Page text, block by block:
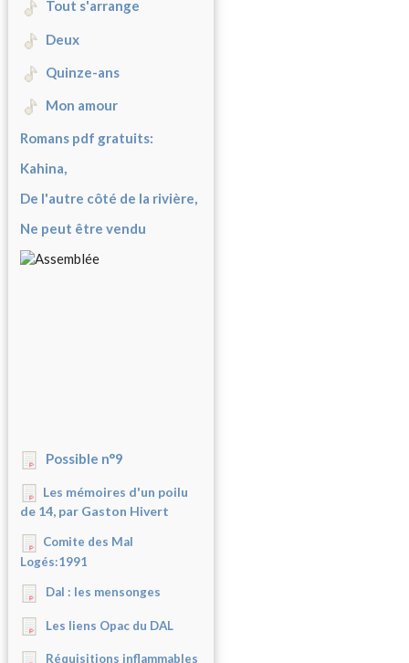
Tout s'arrange
Deux
Quinze-ans
Mon amour
Romans pdf gratuits:
Kahina,
De l'autre côté de la rivière,
Ne peut être vendu
Possible n°9
Les mémoires d'un poilu
de 14, par Gaston Hivert
Comite des Mal
Logés:1991
Dal : les mensonges
Les liens Opac du DAL
Réquisitions inflammables